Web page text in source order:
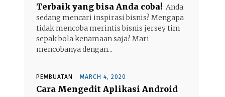
Terbaik yang bisa Anda coba! Anda
sedang mencari inspirasi bisnis? Mengapa
tidak mencoba merintis bisnis jersey tim
sepak bola kenamaan saja? Mari
mencobanya dengan...
PEMBUATAN MARCH 4, 2020
Cara Mengedit Aplikasi Android